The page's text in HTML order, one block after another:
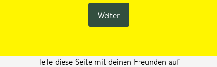
Weiter
Teile diese Seite mit deinen Freunden auf